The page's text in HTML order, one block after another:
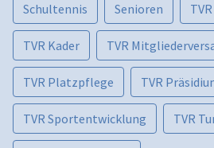
Schultennis Senioren
TVR Kader TVR
TVR Platzpflege TVR
TVR Sportentwicklung TVR